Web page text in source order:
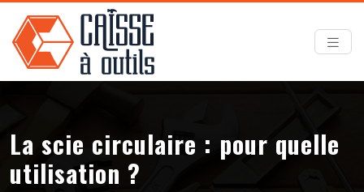
La scie circulaire : pour quelle
utilisation ?